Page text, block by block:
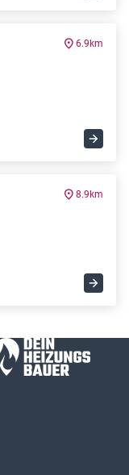
6.9km
8.9km